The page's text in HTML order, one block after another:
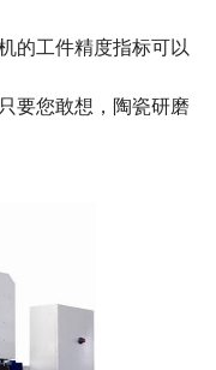
的工件精度指标可以
要您敢想，陶瓷研磨